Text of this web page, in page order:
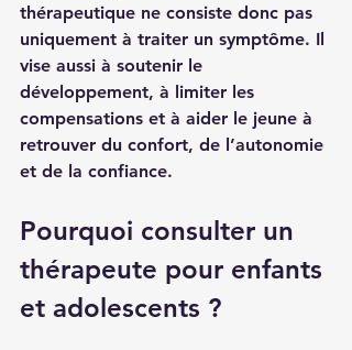
thérapeutique ne consiste donc pas
uniquement à traiter un symptôme. Il
vise aussi à soutenir le
développement, à limiter les
compensations et à aider le jeune à
retrouver du confort, de l’autonomie
et de la confiance.
Pourquoi consulter un
thérapeute pour enfants
et adolescents ?